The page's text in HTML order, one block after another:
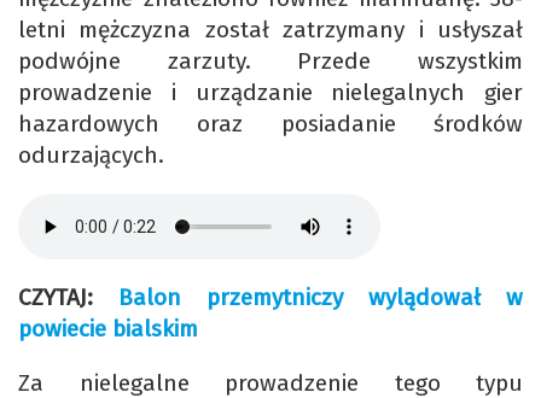
letni mężczyzna został zatrzymany i usłyszał
podwójne zarzuty. Przede wszystkim
prowadzenie i urządzanie nielegalnych gier
hazardowych oraz posiadanie środków
odurzających.
CZYTAJ: Balon przemytniczy wylądował w
powiecie bialskim
Za nielegalne prowadzenie tego typu